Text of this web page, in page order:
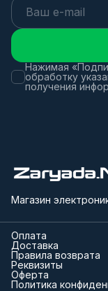
Нажимая
обработку
получения
Магазин
Оплата
Доставка
Правила возврата
Реквизиты
Оферта
Политика